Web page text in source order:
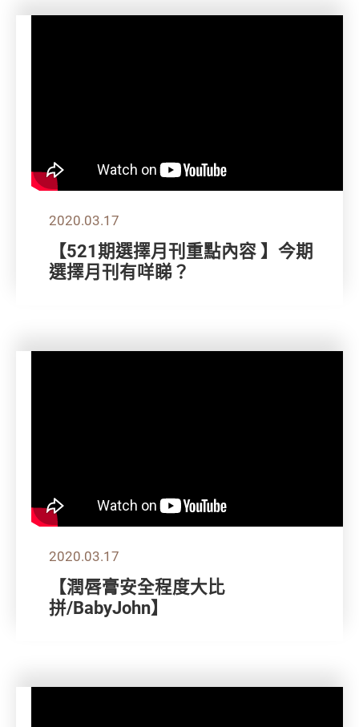
2020.03.17
【521期選擇月刊重點內容 】今期
選擇月刊有咩睇？
2020.03.17
【潤唇膏安全程度大比
拼/BabyJohn】